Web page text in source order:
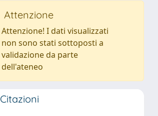
Attenzione
Attenzione! I dati visualizzati
non sono stati sottoposti a
validazione da parte
dell'ateneo
Citazioni